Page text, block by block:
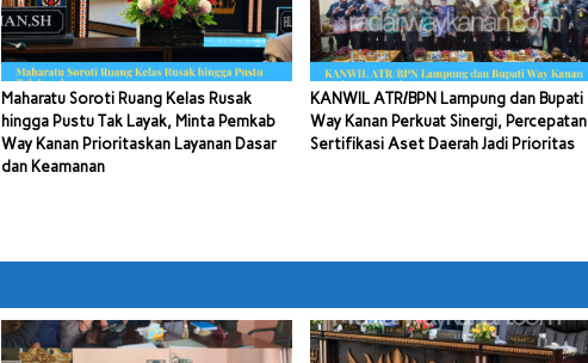
Maharatu Soroti Ruang Kelas Rusak
hingga Pustu Tak Layak, Minta Pemkab
Way Kanan Prioritaskan Layanan Dasar
dan Keamanan
KANWIL ATR/BPN Lampung dan Bupati
Way Kanan Perkuat Sinergi, Percepatan
Sertifikasi Aset Daerah Jadi Prioritas